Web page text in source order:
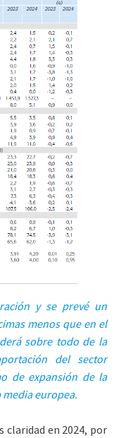
y se prevé un
menos que en el
sobre todo de la
del sector
de expansión de la
europea.
claridad en 2024, por